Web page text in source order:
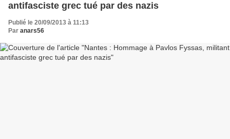
antifasciste grec tué par des nazis
Publié le 20/09/2013 à 11:13
Par anars56